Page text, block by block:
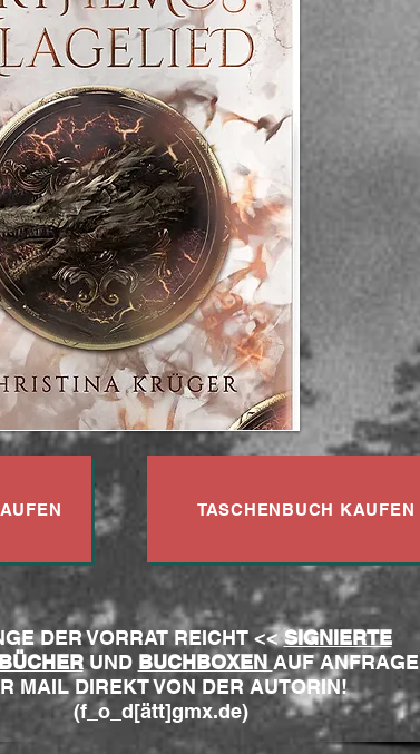
TASCHENBUCH KAUFEN
DER VORRAT REICHT << SIGNIERTE
UND BUCHBOXENAUF ANFRAGE
MAIL DIREKT VON DER AUTORIN!
(f_o_d[ätt]gmx.de)